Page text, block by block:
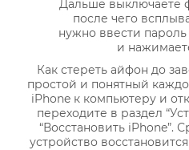
Дальше выключаете
после чего
нужно ввести
и
Как стереть айфон до
простой и понятный
iPhone к компьютеру и
переходите в раздел
“Восстановить iPhone”.
устройство